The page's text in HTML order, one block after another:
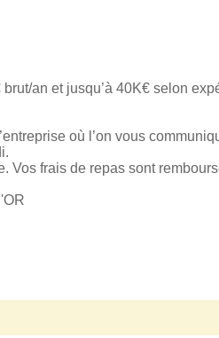
an et jusqu’à 40K€ selon
où l’on vous
Vos frais de repas sont